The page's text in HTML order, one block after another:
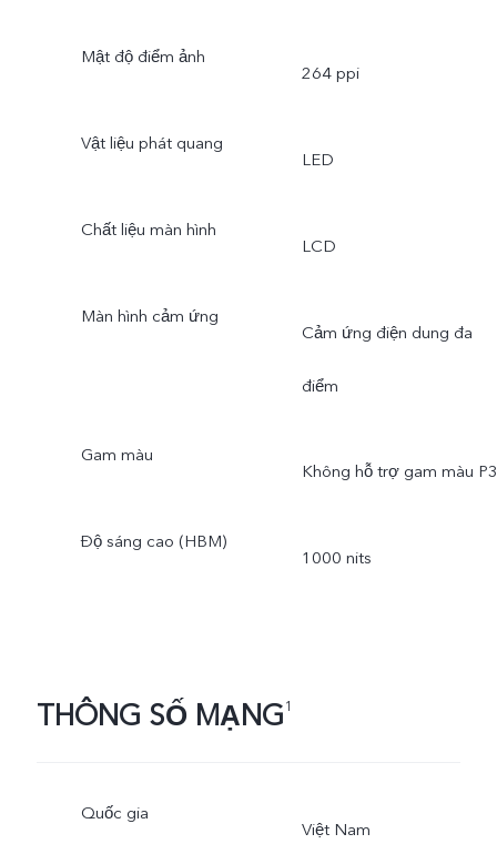
Mật độ điểm ảnh
264 ppi
Vật liệu phát quang
LED
Chất liệu màn hình
LCD
Màn hình cảm ứng
Cảm ứng điện dung đa
điểm
Gam màu
Không hỗ trợ gam màu P3
Độ sáng cao (HBM)
1000 nits
THÔNG SỐ MẠNG1
Quốc gia
Việt Nam